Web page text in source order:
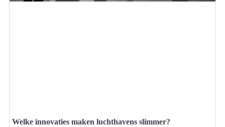
Welke innovaties maken luchthavens slimmer?